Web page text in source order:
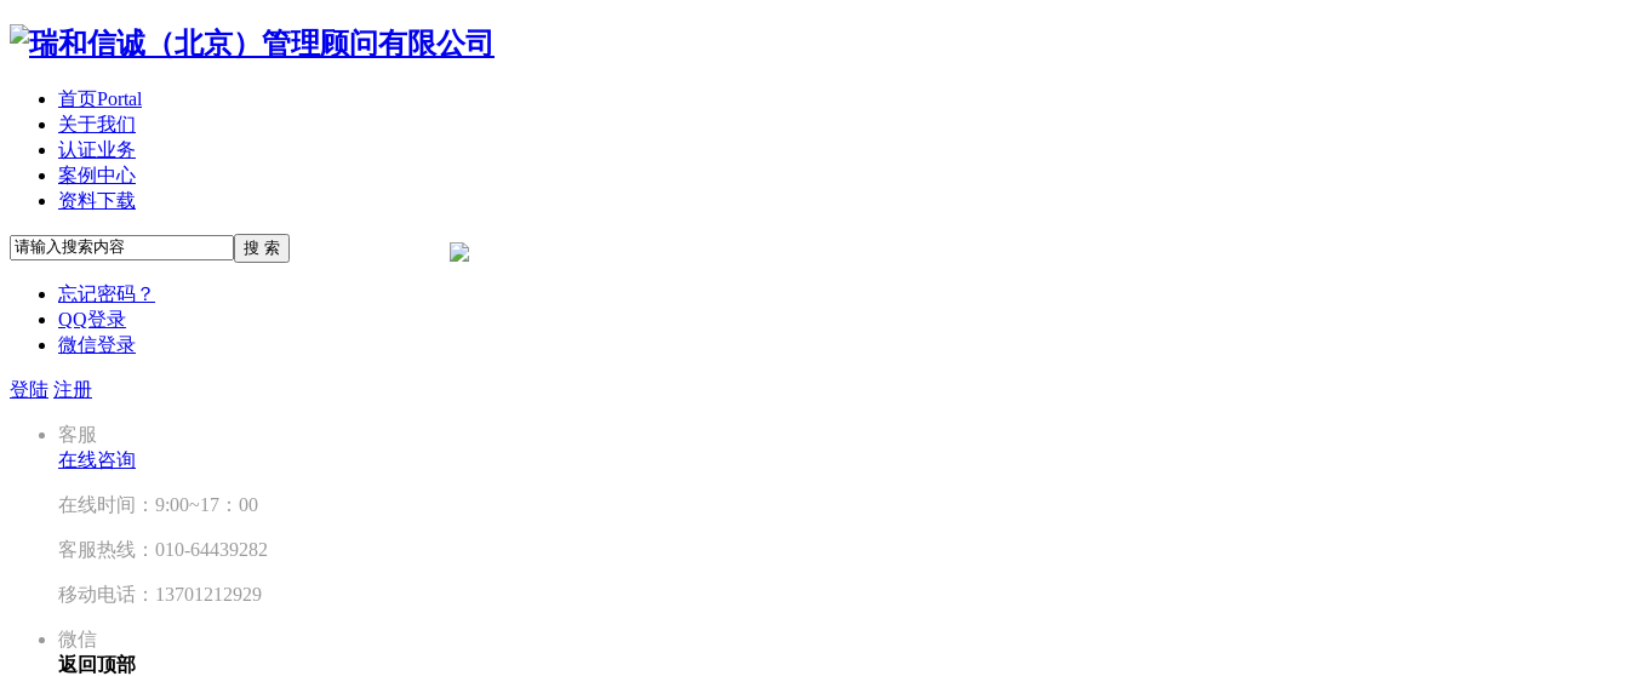
首页Portal
关于我们
认证业务
案例中心
资料下载
搜 索
忘记密码？
QQ登录
微信登录
登陆 注册
客服
在线咨询
在线时间：9:00~17：00
客服热线：010-64439282
移动电话：13701212929
微信
返回顶部